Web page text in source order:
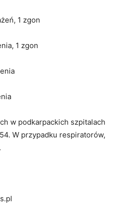
1 zgon
1 zgon
w podkarpackich szpitalach
W przypadku respiratorów,